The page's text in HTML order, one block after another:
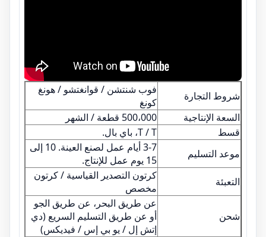
شروط التجارة
فوب شنتشن / قوانغتشو / هونغ
كونغ
السعة الإنتاجية
500،000 قطعة / الشهر
قسط
T / T، باي بال.
موعد التسليم
3-7 أيام عمل لصنع العينة. 10 إلى
15 يوم عمل للإنتاج.
التعبئة
كرتون التصدير القياسية / كرتون
مخصص
شحن
عن طريق البحر، عن طريق الجو
أو عن طريق التسليم السريع (دي
إتش إل / يو بي إس / فيديكس)